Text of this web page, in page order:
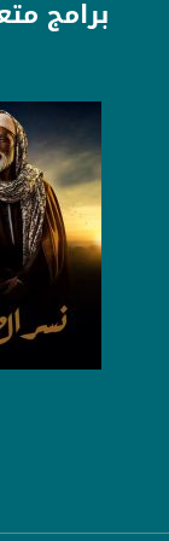
DL: 11958 H
SR: 27500
FEC: 5/6
للتواصل:
بريد الكتروني:
للتفاعل:
musawachannel
برامج